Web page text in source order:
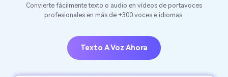
Convierte fácilmente texto o audio en vídeos de portavoces
profesionales en más de +300 voces e idiomas.
Texto A Voz Ahora